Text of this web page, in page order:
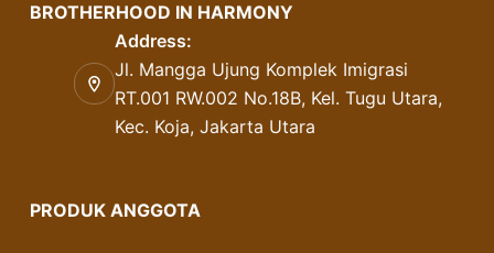
BROTHERHOOD IN HARMONY
Address:
Jl. Mangga Ujung Komplek Imigrasi
RT.001 RW.002 No.18B, Kel. Tugu Utara,
Kec. Koja, Jakarta Utara
PRODUK ANGGOTA